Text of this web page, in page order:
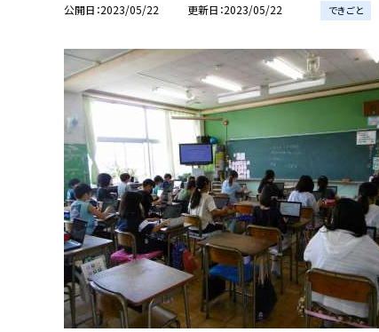
公開日 2023/05/22 更新日 2023/05/22 できごと